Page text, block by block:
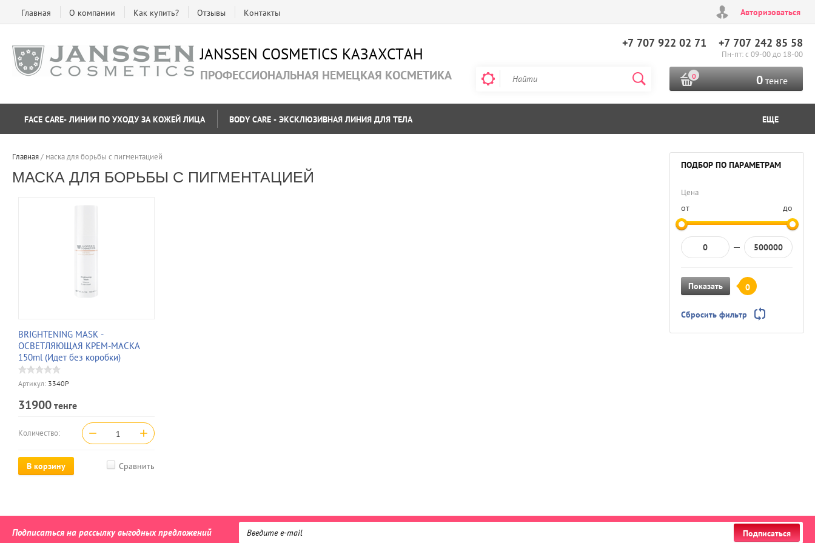
Главная О компании Как купить? Отзывы Контакты Авторизоваться
JANSSEN COSMETICS KAЗАХСТАН
ПРОФЕССИОНАЛЬНАЯ НЕМЕЦКАЯ КОСМЕТИКА
+7 707 922 02 71 +7 707 242 85 58
Пн-пт: с 09-00 до 18-00
0 0тенге
FACE CARE- ЛИНИИ ПО УХОДУ ЗА КОЖЕЙ ЛИЦА BODY CARE - ЭКСКЛЮЗИВНАЯ ЛИНИЯ ДЛЯ ТЕЛА ЕЩЕ
ПОДБОР ПО ПАРАМЕТРАМ
Цена
от до
Показать 0
Сбросить фильтр
Главная / маска для борьбы с пигментацией
МАСКА ДЛЯ БОРЬБЫ С ПИГМЕНТАЦИЕЙ
BRIGHTENING MASK -
ОСВЕТЛЯЮЩАЯ КРЕМ-МАСКА
150ml (Идет без коробки)
Артикул: 3340Р
31900 тенге
Количество: − +
В корзину Сравнить
Подписаться на рассылку выгодных предложений Подписаться